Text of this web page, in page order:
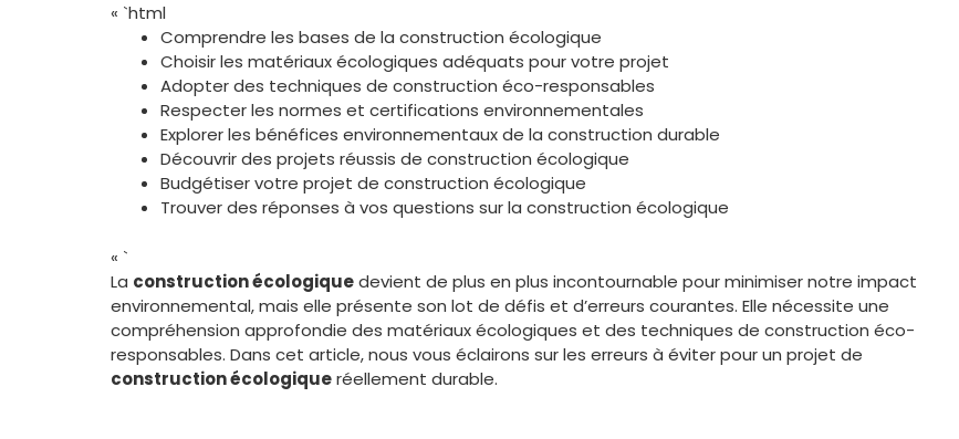
« `html
Comprendre les bases de la construction écologique
Choisir les matériaux écologiques adéquats pour votre projet
Adopter des techniques de construction éco-responsables
Respecter les normes et certifications environnementales
Explorer les bénéfices environnementaux de la construction durable
Découvrir des projets réussis de construction écologique
Budgétiser votre projet de construction écologique
Trouver des réponses à vos questions sur la construction écologique
« `
La construction écologiquedevient de plus en plus incontournable pour minimiser notre impact
environnemental, mais elle présente son lot de défis et d’erreurs courantes. Elle nécessite une
compréhension approfondie des matériaux écologiques et des techniques de construction éco-
responsables. Dans cet article, nous vous éclairons sur les erreurs à éviter pour un projet de
construction écologiqueréellement durable.